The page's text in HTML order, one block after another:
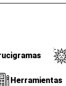
Herramientas